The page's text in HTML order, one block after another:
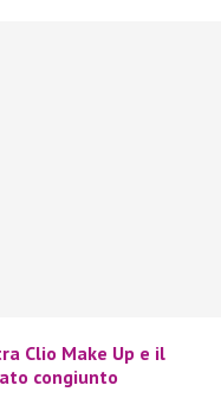
Clio Make Up e il
congiunto